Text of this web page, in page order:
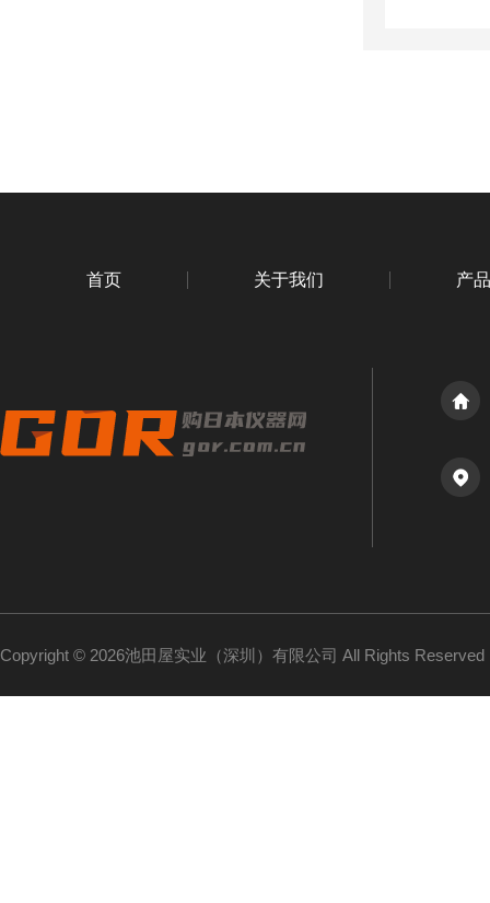
首页 关于我们 产
Copyright © 2026池田屋实业（深圳）有限公司 All Rights